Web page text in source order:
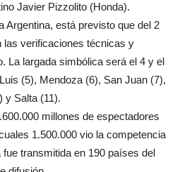
Javier Pizzolito (Honda).
Argentina, está previsto que del 2
las verificaciones técnicas y
La largada simbólica será el 4 y el
(5), Mendoza (6), San Juan (7),
y Salta (11).
millones de espectadores
1.500.000 vio la competencia
transmitida en 190 países del